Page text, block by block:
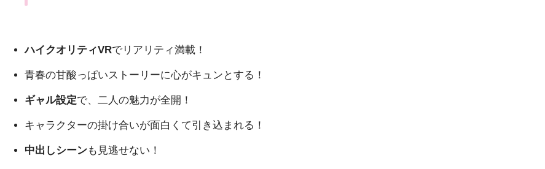
ハイクオリティVRでリアリティ満載！
青春の甘酸っぱいストーリーに心がキュンとする！
ギャル設定で、二人の魅力が全開！
キャラクターの掛け合いが面白くて引き込まれる！
中出しシーンも見逃せない！